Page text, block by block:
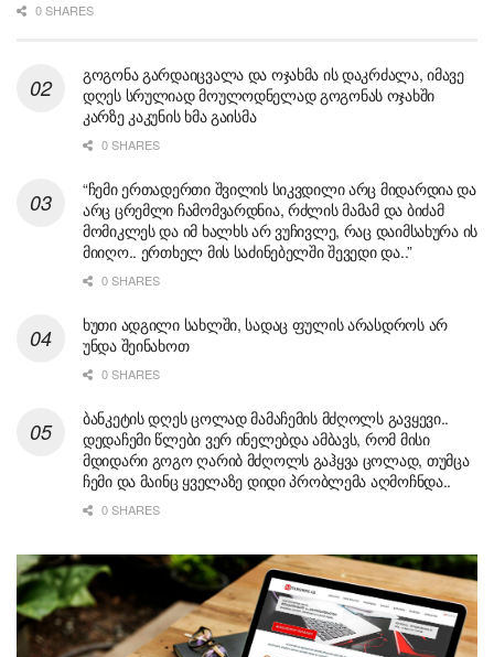
0 SHARES
გოგონა გარდაიცვალა და ოჯახმა ის დაკრძალა, იმავე
დღეს სრულიად მოულოდნელად გოგონას ოჯახში
კარზე კაკუნის ხმა გაისმა
0 SHARES
“ჩემი ერთადერთი შვილის სიკვდილი არც მიდარდია და
არც ცრემლი ჩამომვარდნია, რძლის მამამ და ბიძამ
მომიკლეს და იმ ხალხს არ ვუჩივლე, რაც დაიმსახურა ის
მიიღო.. ერთხელ მის საძინებელში შევედი და..”
0 SHARES
ხუთი ადგილი სახლში, სადაც ფულის არასდროს არ
უნდა შეინახოთ
0 SHARES
ბანკეტის დღეს ცოლად მამაჩემის მძღოლს გავყევი..
დედაჩემი წლები ვერ ინელებდა ამბავს, რომ მისი
მდიდარი გოგო ღარიბ მძღოლს გაჰყვა ცოლად, თუმცა
ჩემი და მაინც ყველაზე დიდი პრობლემა აღმოჩნდა..
0 SHARES